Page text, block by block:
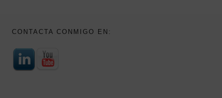
CONTACTA CONMIGO EN: